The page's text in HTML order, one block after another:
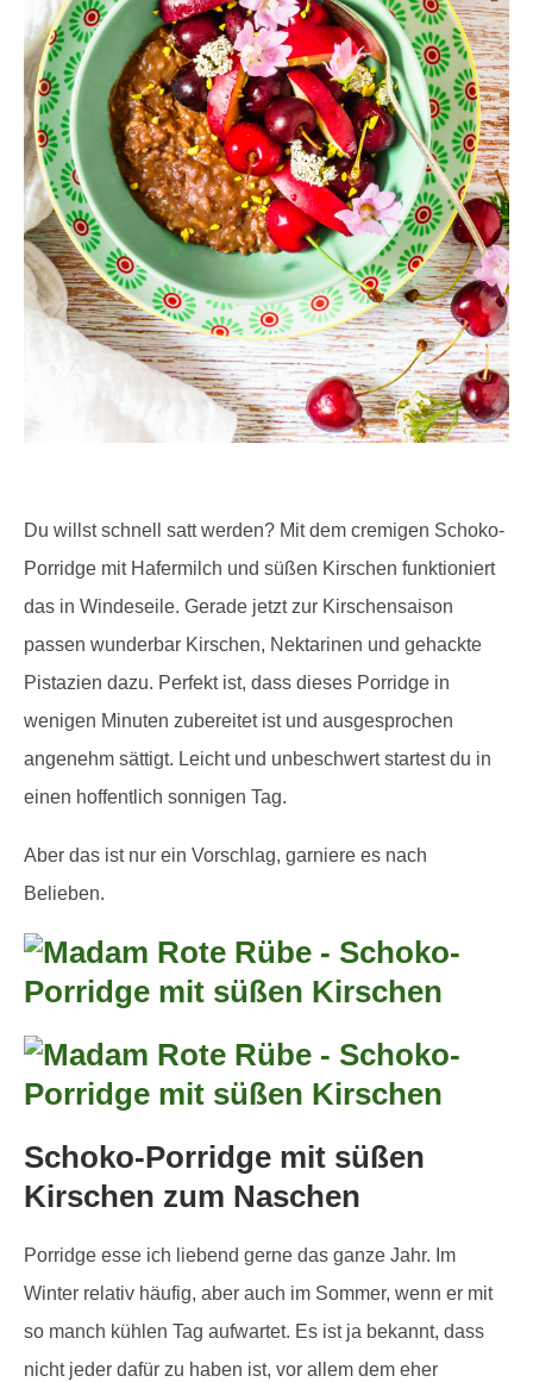
Du willst schnell satt werden? Mit dem cremigen Schoko-
Porridge mit Hafermilch und süßen Kirschen funktioniert
das in Windeseile. Gerade jetzt zur Kirschensaison
passen wunderbar Kirschen, Nektarinen und gehackte
Pistazien dazu. Perfekt ist, dass dieses Porridge in
wenigen Minuten zubereitet ist und ausgesprochen
angenehm sättigt. Leicht und unbeschwert startest du in
einen hoffentlich sonnigen Tag.
Aber das ist nur ein Vorschlag, garniere es nach
Belieben.
Schoko-Porridge mit süßen
Kirschen zum Naschen
Porridge esse ich liebend gerne das ganze Jahr. Im
Winter relativ häufig, aber auch im Sommer, wenn er mit
so manch kühlen Tag aufwartet. Es ist ja bekannt, dass
nicht jeder dafür zu haben ist, vor allem dem eher